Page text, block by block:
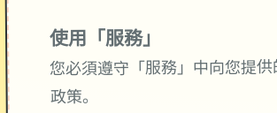
使用「服務」
您必須遵守「服務」中向您提
政策。